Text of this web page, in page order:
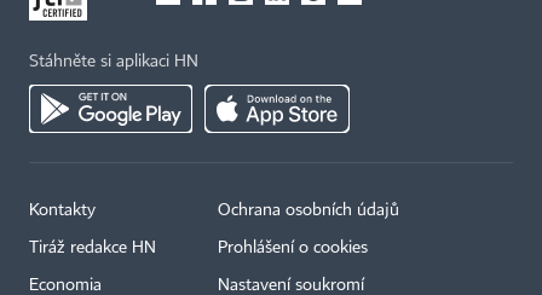
Stáhněte si aplikaci HN
Kontakty
Tiráž redakce HN
Economia
Ochrana osobních údajů
Prohlášení o cookies
Nastavení soukromí